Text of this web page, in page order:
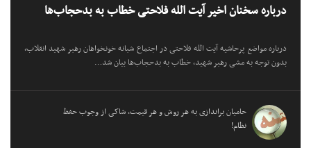
درباره سخنان اخیر آیت الله فلاحتی خطاب به بدحجاب‌ها
درباره مواضع پرحاشیه آیت الله فلاحتی در اجتماع شبانه خونخواهان رهبر شهید انقلاب،
بدون توجه به مشی رهبر شهید، خطاب به بدحجاب‌ها بیان شد…
حامیان براندازی به هر روش و هر قیمت، شاکی از وجوب حفظ
نظام!